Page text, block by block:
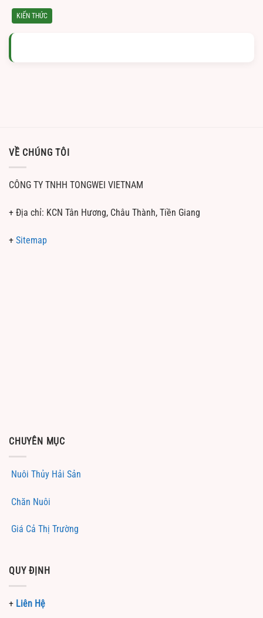
VỀ CHÚNG TÔI
CÔNG TY TNHH TONGWEI VIETNAM
+ Địa chỉ: KCN Tân Hương, Châu Thành, Tiền Giang
+ Sitemap
CHUYÊN MỤC
Nuôi Thủy Hải Sản
Chăn Nuôi
Giá Cả Thị Trường
QUY ĐỊNH
+ Liên Hệ